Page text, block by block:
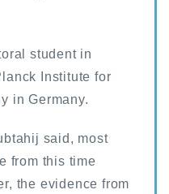
student in
Institute for
in Germany.
said, most
from this time
the evidence from